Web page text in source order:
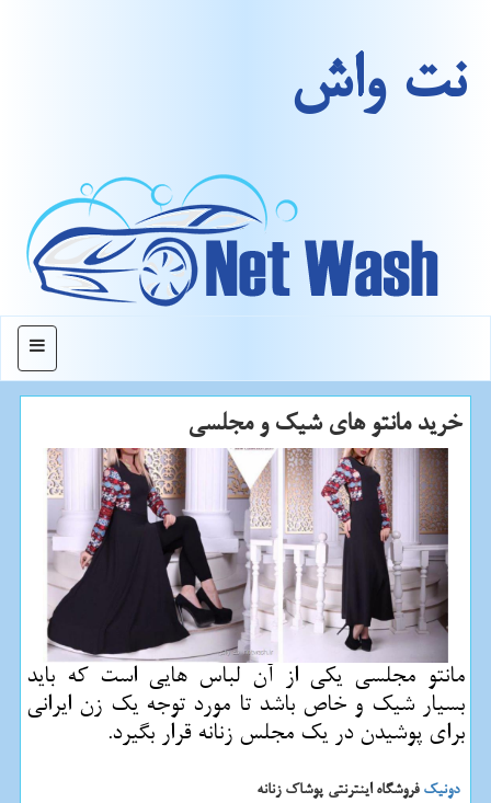
نت واش
منو
خرید مانتو های شیك و مجلسی
مانتو مجلسی یكی از آن لباس هایی است كه باید
بسیار شیك و خاص باشد تا مورد توجه یك زن ایرانی
برای پوشیدن در یك مجلس زنانه قرار بگیرد.
دونیکفروشگاه اینترنتی پوشاک زنانه